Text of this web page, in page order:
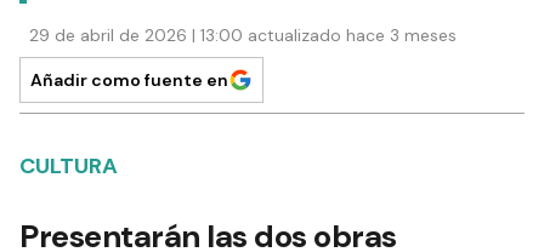
29 de abril de 2026 | 13:00 actualizado hace 3 meses
Añadir como fuente en
CULTURA
Presentarán las dos obras